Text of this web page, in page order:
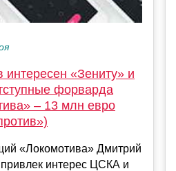
интересен «Зениту» и
форварда
– 13 млн евро
«Локомотива» Дмитрий
интерес ЦСКА и